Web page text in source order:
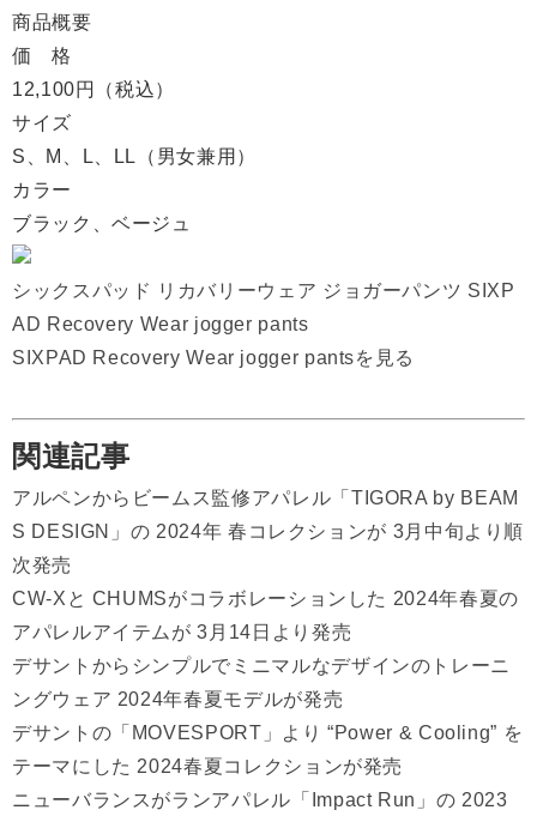
商品概要
価 格
12,100円（税込）
サイズ
S、M、L、LL（男女兼用）
カラー
ブラック、ベージュ
シックスパッド リカバリーウェア ジョガーパンツ SIXP
AD Recovery Wear jogger pants
SIXPAD Recovery Wear jogger pantsを見る
関連記事
アルペンからビームス監修アパレル「TIGORA by BEAM
S DESIGN」の 2024年 春コレクションが 3月中旬より順
次発売
CW-Xと CHUMSがコラボレーションした 2024年春夏の
アパレルアイテムが 3月14日より発売
デサントからシンプルでミニマルなデザインのトレーニ
ングウェア 2024年春夏モデルが発売
デサントの「MOVESPORT」より “Power & Cooling” を
テーマにした 2024春夏コレクションが発売
ニューバランスがランアパレル「Impact Run」の 2023